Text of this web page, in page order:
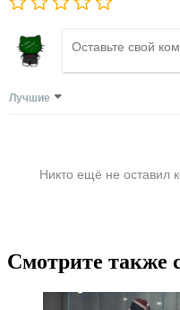
Лучшие
Никто ещё не оставил
Смотрите также